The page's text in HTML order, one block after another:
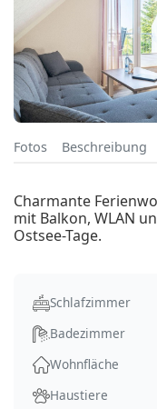
Fotos Beschreibung
Charmante
mit Balkon, WLAN
Ostsee-Tage.
Schlafzimmer
Badezimmer
Wohnfläche
Haustiere